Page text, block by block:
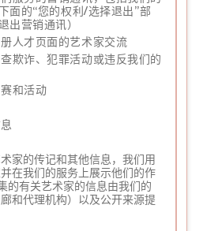
面的“您的权利/选择退出”部
出营销通讯）
人才页面的艺术家交流
欺诈、犯罪活动或违反我们的
和活动
家的传记和其他信息，我们用
在我们的服务上展示他们的作
有关艺术家的信息由我们的
和代理机构）以及公开来源提